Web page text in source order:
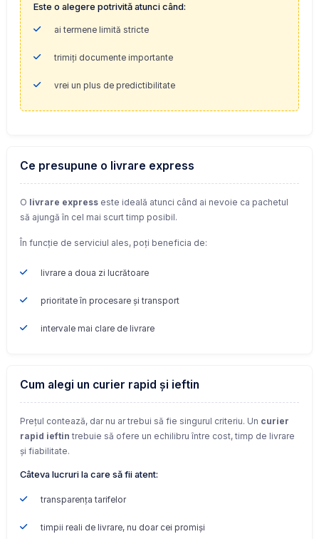
Este o alegere potrivită atunci când:
ai termene limită stricte
trimiți documente importante
vrei un plus de predictibilitate
Ce presupune o livrare express
O livrare express este ideală atunci când ai nevoie ca pachetul
să ajungă în cel mai scurt timp posibil.
În funcție de serviciul ales, poți beneficia de:
livrare a doua zi lucrătoare
prioritate în procesare și transport
intervale mai clare de livrare
Cum alegi un curier rapid și ieftin
Prețul contează, dar nu ar trebui să fie singurul criteriu. Un curier
rapid ieftin trebuie să ofere un echilibru între cost, timp de livrare
și fiabilitate.
Câteva lucruri la care să fii atent:
transparența tarifelor
timpii reali de livrare, nu doar cei promiși